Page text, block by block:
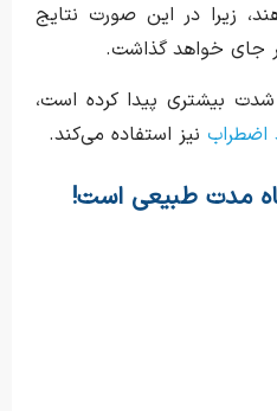
زیرا در این صورت نتایج
جای خواهد گذاشت.
بیشتری پیدا کرده است،
اضطراب نیز استفاده می‌کند.
مدت طبیعی است!